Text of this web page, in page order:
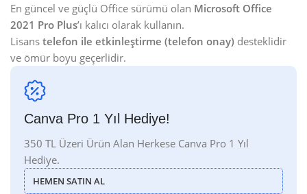
En güncel ve güçlü Office sürümü olan Microsoft Office
2021 Pro Plus’ı kalıcı olarak kullanın.
Lisans telefon ile etkinleştirme (telefon onay) desteklidir
ve ömür boyu geçerlidir.
Canva Pro 1 Yıl Hediye!
350 TL Üzeri Ürün Alan Herkese Canva Pro 1 Yıl
Hediye.
HEMEN SATIN AL